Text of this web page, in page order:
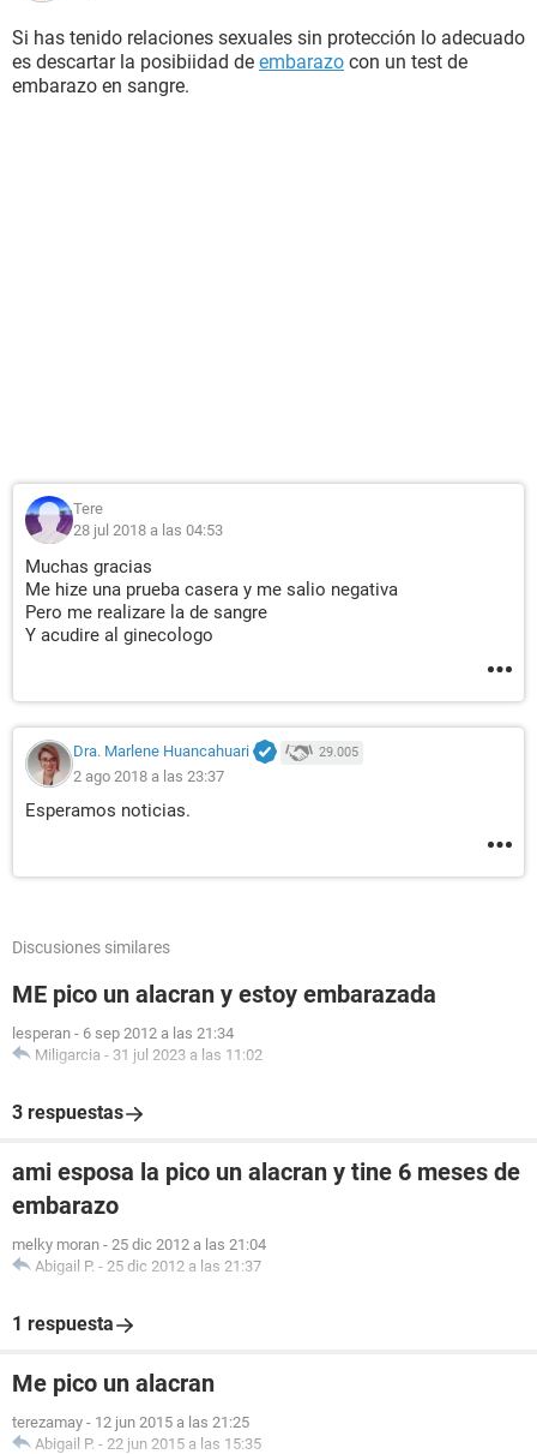
Si has tenido relaciones sexuales sin protección lo adecuado
es descartar la posibiidad de embarazo con un test de
embarazo en sangre.
Tere
28 jul 2018 a las 04:53
Muchas gracias
Me hize una prueba casera y me salio negativa
Pero me realizare la de sangre
Y acudire al ginecologo
Dra. Marlene Huancahuari 29.005
2 ago 2018 a las 23:37
Esperamos noticias.
Discusiones similares
ME pico un alacran y estoy embarazada
lesperan - 6 sep 2012 a las 21:34
Miligarcia - 31 jul 2023 a las 11:02
3 respuestas
ami esposa la pico un alacran y tine 6 meses de
embarazo
melky moran - 25 dic 2012 a las 21:04
Abigail P. - 25 dic 2012 a las 21:37
1 respuesta
Me pico un alacran
terezamay - 12 jun 2015 a las 21:25
Abigail P. - 22 jun 2015 a las 15:35